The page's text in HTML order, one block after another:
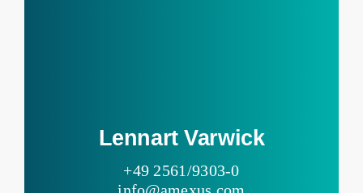
Lennart Varwick
+49 2561/9303-0